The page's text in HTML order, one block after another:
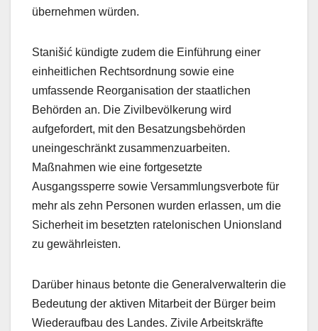
übernehmen würden.
Stanišić kündigte zudem die Einführung einer
einheitlichen Rechtsordnung sowie eine
umfassende Reorganisation der staatlichen
Behörden an. Die Zivilbevölkerung wird
aufgefordert, mit den Besatzungsbehörden
uneingeschränkt zusammenzuarbeiten.
Maßnahmen wie eine fortgesetzte
Ausgangssperre sowie Versammlungsverbote für
mehr als zehn Personen wurden erlassen, um die
Sicherheit im besetzten ratelonischen Unionsland
zu gewährleisten.
Darüber hinaus betonte die Generalverwalterin die
Bedeutung der aktiven Mitarbeit der Bürger beim
Wiederaufbau des Landes. Zivile Arbeitskräfte